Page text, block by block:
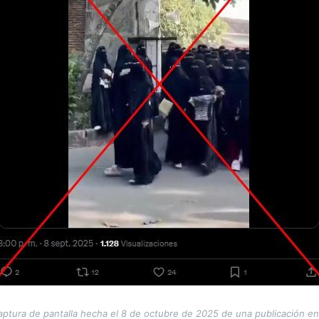
de pantalla hecha el 8 de octubre de 2025 de una publicación